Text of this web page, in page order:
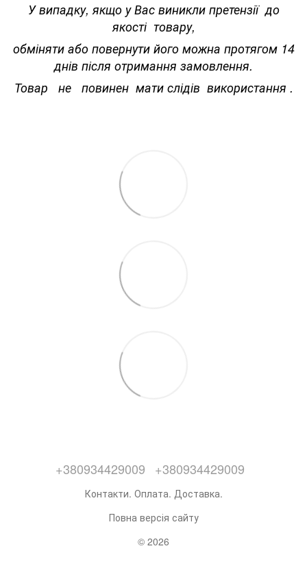
У випадку, якщо у Вас виникли претензії до
якості товару,
обміняти або повернути його можна протягом 14
днів після отримання замовлення.
Товар не повинен мати слідів використання .
+380934429009 +380934429009
Контакти. Оплата. Доставка.
Повна версія сайту
© 2026